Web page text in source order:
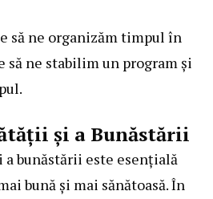
să ne organizăm timpul în
să ne stabilim un program și
și a Bunăstării
bunăstării este esențială
bună și mai sănătoasă. În